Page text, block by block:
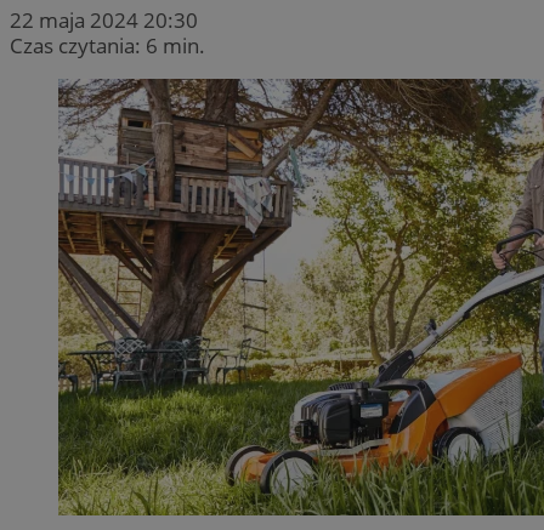
22 maja 2024 20:30
Czas czytania: 6 min.